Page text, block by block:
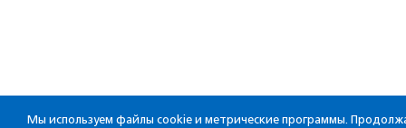
Мы используем файлы cookie и метрические программы.